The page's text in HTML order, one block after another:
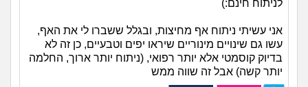
לניתוח חינם:)
אני עשיתי ניתוח אף מחיצות, ובגלל ששברו לי את האף,
עשו גם שינויים מינוריים שיראו יפים וטבעיים, כן זה לא
בדיוק קוסמטי אלא יותר רפואי, (ניתוח יותר ארוך, החלמה
יותר קשה) אבל זה שווה ממש